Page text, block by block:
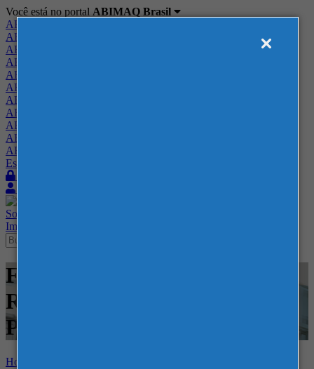
Você está no portal ABIMAQ Brasil
ABIMAQ Brasil
ABIMAQ Minas Gerais
ABIMAQ Norte-Nordeste
ABIMAQ Paraná
ABIMAQ Piracicaba
ABIMAQ Ribeirão Preto
ABIMAQ Rio de Janeiro
ABIMAQ Rio Grande do Sul
ABIMAQ Santa Catarina
ABIMAQ São Paulo
ABIMAQ Vale do Paraíba
Escritório de Relações Governamentais
Sobre
Imprensa
Feiras - Recife Expo Center -
Recife, PE - Feira Nacional -
Postos e Conveniências
Home